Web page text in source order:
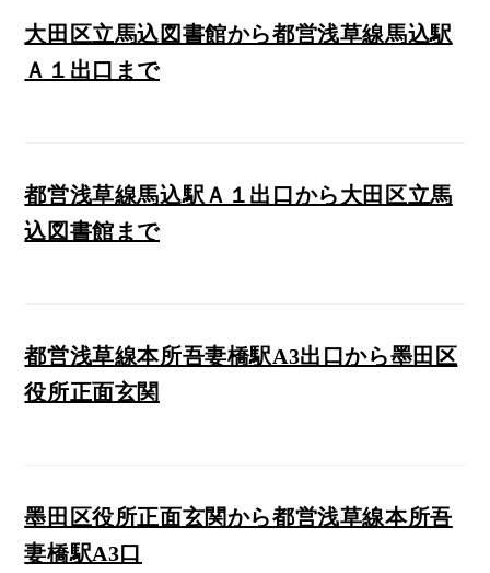
大田区立馬込図書館から都営浅草線馬込駅
Ａ１出口まで
都営浅草線馬込駅Ａ１出口から大田区立馬
込図書館まで
都営浅草線本所吾妻橋駅A3出口から墨田区
役所正面玄関
墨田区役所正面玄関から都営浅草線本所吾
妻橋駅A3口